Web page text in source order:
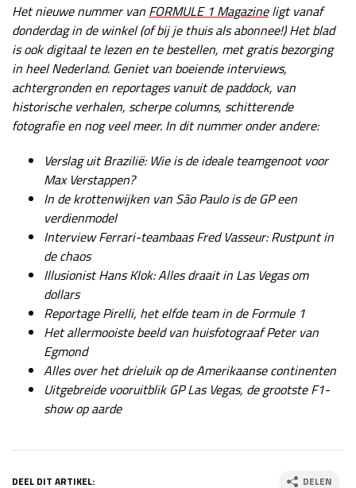
Kwalificatie
za 19:00 - 20:00
Race
zo 17:00 - 19:00
Het nieuwe nummer van FORMULE 1 Magazineligt vanaf
donderdag in de winkel (of bij je thuis als abonnee!) Het blad
is ook digitaal te lezen en te bestellen, met gratis bezorging
in heel Nederland. Geniet van boeiende interviews,
achtergronden en reportages vanuit de paddock, van
historische verhalen, scherpe columns, schitterende
fotografie en nog veel meer. In dit nummer onder andere:
Verslag uit Brazilië: Wie is de ideale teamgenoot voor
Max Verstappen?
In de krottenwijken van São Paulo is de GP een
verdienmodel
Interview Ferrari-teambaas Fred Vasseur: Rustpunt in
de chaos
Illusionist Hans Klok: Alles draait in Las Vegas om
dollars
Reportage Pirelli, het elfde team in de Formule 1
Het allermooiste beeld van huisfotograaf Peter van
Egmond
Alles over het drieluik op de Amerikaanse continenten
Uitgebreide vooruitblik GP Las Vegas, de grootste F1-
show op aarde
DEEL DIT ARTIKEL: DELEN